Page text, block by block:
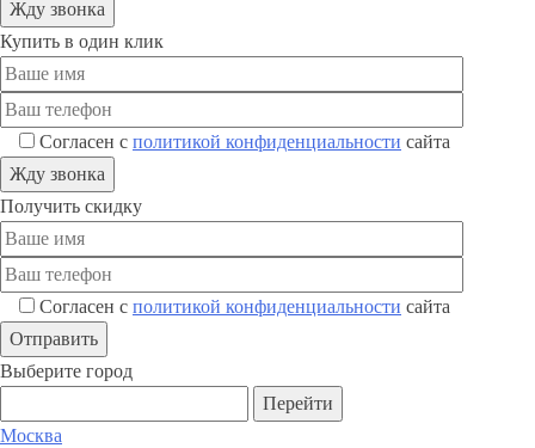
Купить в один клик
Согласен с политикой конфиденциальности сайта
Получить скидку
Согласен с политикой конфиденциальности сайта
Выберите город
Перейти
Москва